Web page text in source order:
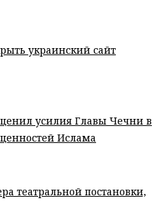
украинский сайт
усилия Главы Чечни в
Ислама
театральной постановки,